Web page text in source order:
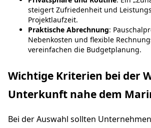
steigert Zufriedenheit und
Projektlaufzeit.
Praktische Abrechnung:
Nebenkosten und flexible
vereinfachen die Budgetplanung.
Wichtige Kriterien bei der
Unterkunft nahe dem
Bei der Auswahl sollten